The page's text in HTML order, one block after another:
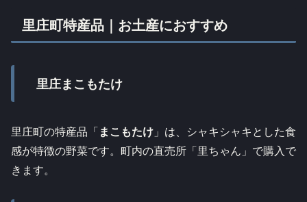
里庄町特産品｜お土産におすすめ
里庄まこもたけ
里庄町の特産品「まこもたけ 」は、シャキシャキとした食
感が特徴の野菜です。町内の直売所「里ちゃん」で購入で
きます。